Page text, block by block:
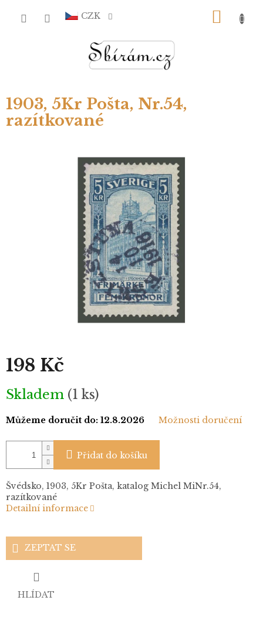
CZK
1903, 5Kr Pošta, Nr.54,
razítkované
198 Kč
Měrná
cena:
Skladem (1 ks)
Můžeme doručit do: 12.8.2026 Možnosti doručení
Přidat do košíku
Švédsko, 1903, 5Kr Pošta, katalog Michel MiNr.54,
razítkované
Detailní informace
ZEPTAT SE
HLÍDAT